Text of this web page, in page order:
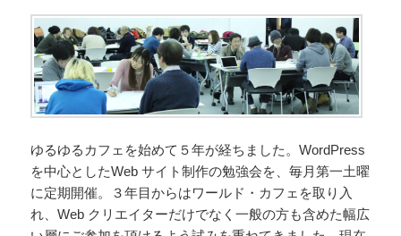
ゆるゆるカフェを始めて５年が経ちました。WordPress
を中心としたWeb サイト制作の勉強会を、毎月第一土曜
に定期開催。３年目からはワールド・カフェを取り入
れ、Web クリエイターだけでなく一般の方も含めた幅広